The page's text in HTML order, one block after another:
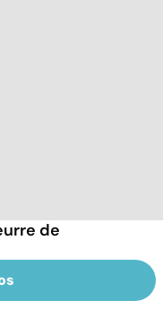
de